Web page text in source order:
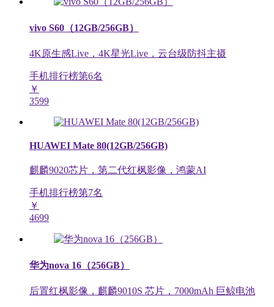
vivo S60（12GB/256GB）
4K原生感Live，4K星光Live，云台级防抖主摄
手机排行榜第6名
￥
3599
HUAWEI Mate 80(12GB/256GB)
麒麟9020芯片，第二代红枫影像，鸿蒙AI
手机排行榜第7名
￥
4699
华为nova 16（256GB）
后置红枫影像，麒麟9010S 芯片，7000mAh 巨鲸电池